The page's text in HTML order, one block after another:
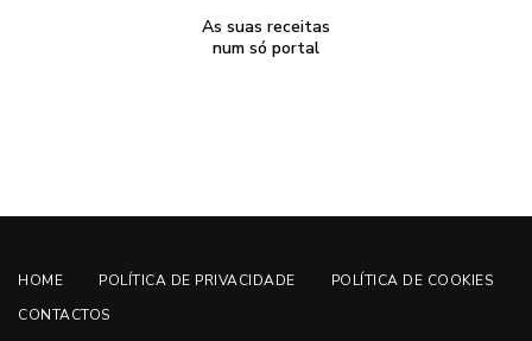
As suas receitas
num só portal
HOME POLÍTICA DE PRIVACIDADE
POLÍTICA DE COOKIES
CONTACTOS